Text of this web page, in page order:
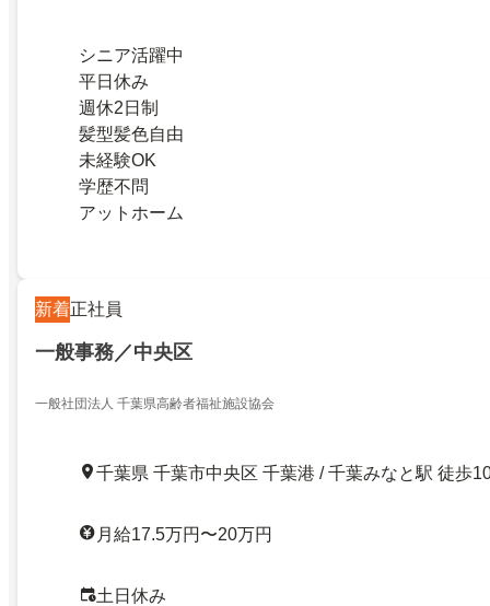
シニア活躍中
平日休み
週休2日制
髪型髪色自由
未経験OK
学歴不問
アットホーム
新着正社員
一般事務／中央区
一般社団法人 千葉県高齢者福祉施設協会
千葉県 千葉市中央区 千葉港 / 千葉みなと駅 徒歩
月給17.5万円〜20万円
土日休み